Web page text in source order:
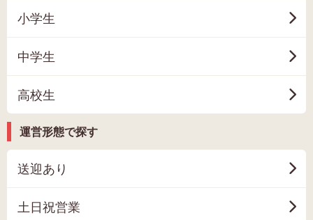
小学生
中学生
高校生
運営形態で探す
送迎あり
土日祝営業